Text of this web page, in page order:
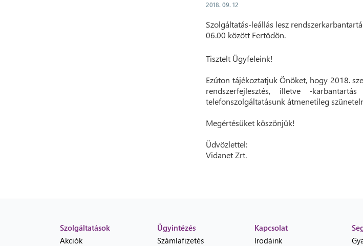
2018. 09. 12
Szolgáltatás-leállás lesz
06.00 között Fertődön.
Tisztelt Ügyfeleink!
Ezúton tájékoztatjuk Önöket, hogy 2018.
rendszerfejlesztés, illetve -
telefonszolgáltatásunk átmenetileg
Megértésüket köszönjük!
Üdvözlettel:
Vidanet Zrt.
Szolgáltatások
Akciók
Ügyintézés
Számlafizetés
Kapcsolat
Irodáink